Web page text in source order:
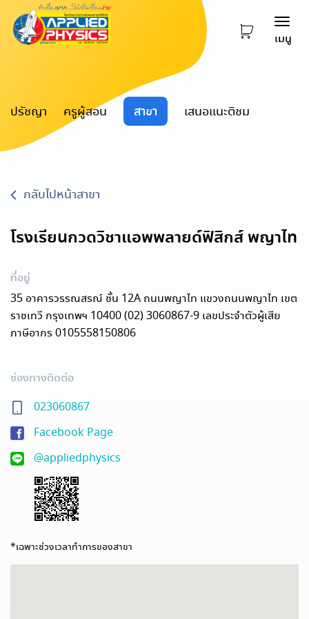
เมนู
ปรัชญา ครูผู้สอน สาขา เสนอแนะติชม
กลับไปหน้าสาขา
โรงเรียนกวดวิชาแอพพลายด์ฟิสิกส์ พญาไท
ที่อยู่
35 อาคารวรรณสรณ์ ชั้น 12A ถนนพญาไท แขวงถนนพญาไท เขต
ราชเทวี กรุงเทพฯ 10400 (02) 3060867-9 เลขประจำตัวผู้เสีย
ภาษีอากร 0105558150806
ช่องทางติดต่อ
023060867
Facebook Page
@appliedphysics
*เฉพาะช่วงเวลาทำการของสาขา